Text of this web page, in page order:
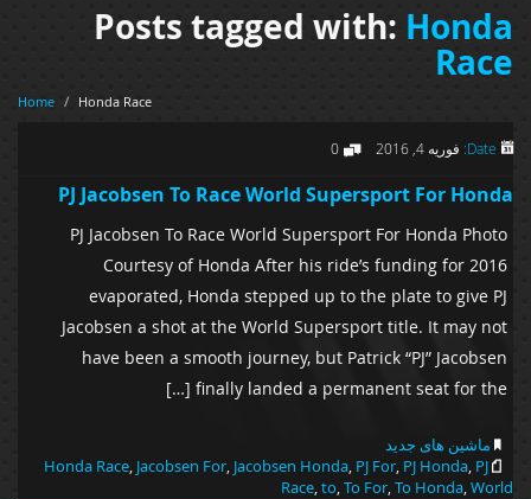
Posts tagged with:Honda
Race
Home / Honda Race
Date: فوریه 4, 2016 0
PJ Jacobsen To Race World Supersport For Honda
PJ Jacobsen To Race World Supersport For Honda Photo
Courtesy of Honda After his ride’s funding for 2016
evaporated, Honda stepped up to the plate to give PJ
Jacobsen a shot at the World Supersport title. It may not
have been a smooth journey, but Patrick “PJ” Jacobsen
finally landed a permanent seat for the […]
ماشین های جدید
Honda Race,Jacobsen For,Jacobsen Honda, PJ For, PJ Honda,PJ
Race,to, To For, To Honda,World